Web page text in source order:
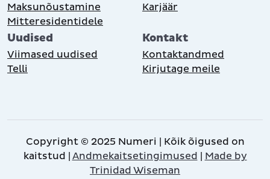
Maksunõustamine
Mitteresidentidele
Karjäär
Uudised
Viimased uudised
Telli
Kontakt
Kontaktandmed
Kirjutage meile
Copyright © 2025 Numeri | Kõik õigused on
kaitstud | Andmekaitsetingimused | Made by
Trinidad Wiseman